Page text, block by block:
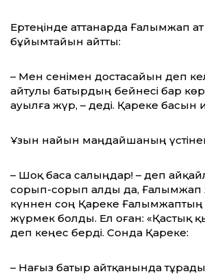
Ертеңінде аттанарда Ғалымжап ат
бұйымтайын айтты:
– Мен сенімен достасайын деп
айтулы батырдың бейнесі бар
ауылға жүр, – деді. Қареке басын
Ұзын найын маңдайшаның үстінен
– Шоқ баса салыңдар! – деп
сорып-сорып алды да, Ғалымжап
күннен соң Қареке
жүрмек болды. Ел оған: «Қастық
деп кеңес берді. Сонда Қареке:
– Нағыз батыр айтқанында